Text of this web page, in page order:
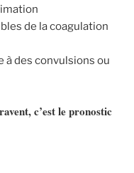
de la coagulation
à des convulsions ou
c’est le pronostic